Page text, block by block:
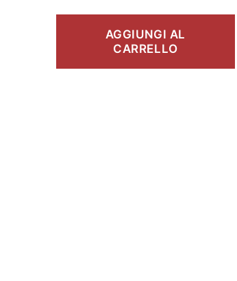
AGGIUNGI AL
CARRELLO